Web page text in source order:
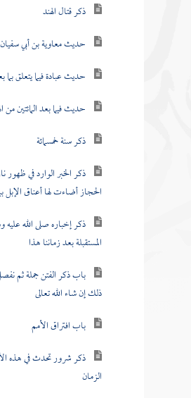
ذكر قتال الهند
حديث معاوية بن أبي
حديث عبادة فيما يتعلق بما
حديث فيما بعد المائتين من
ذكر سنة خمسمائة
ذكر الخبر الوارد في
الحجاز أضاءت لها أعناق
ذكر إخباره صلى الله
المستقبلة بعد زماننا هذا
باب ذكر الفتن جملة ثم
ذلك إن شاء الله تعالى
باب افتراق الأمم
ذكر شرور تحدث في هذه
الزمان